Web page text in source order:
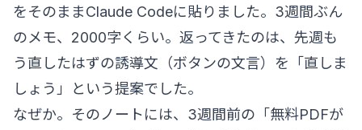
をそのままClaude Codeに貼りました。3週間ぶん
のメモ、2000字くらい。返ってきたのは、先週も
う直したはずの誘導文（ボタンの文言）を「直しま
しょう」という提案でした。
なぜか。そのノートには、3週間前の「無料PDFが